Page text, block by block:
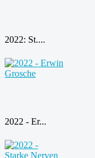
2022: St....
2022 - Er...